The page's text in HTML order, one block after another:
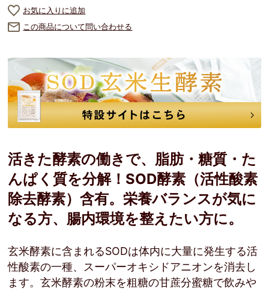
お気に入りに追加
この商品について問い合わせる
活きた酵素の働きで、脂肪・糖質・た
んぱく質を分解！SOD酵素（活性酸素
除去酵素）含有。栄養バランスが気に
なる方、腸内環境を整えたい方に。
玄米酵素に含まれるSODは体内に大量に発生する活
性酸素の一種、スーパーオキシドアニオンを消去し
ます。玄米酵素の粉末を粗糖の甘蔗分蜜糖で飲みや